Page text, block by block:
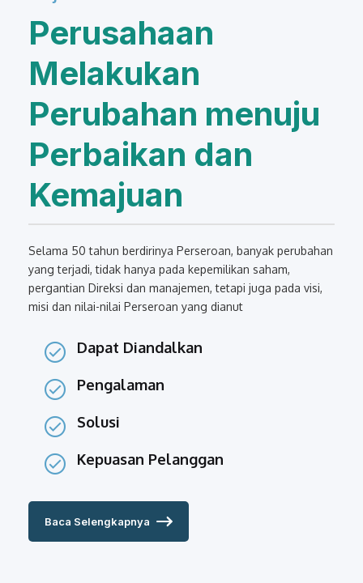
Perusahaan
Melakukan
Perubahan menuju
Perbaikan dan
Kemajuan
Selama 50 tahun berdirinya Perseroan, banyak perubahan
yang terjadi, tidak hanya pada kepemilikan saham,
pergantian Direksi dan manajemen, tetapi juga pada visi,
misi dan nilai-nilai Perseroan yang dianut
Dapat Diandalkan
Pengalaman
Solusi
Kepuasan Pelanggan
Baca Selengkapnya